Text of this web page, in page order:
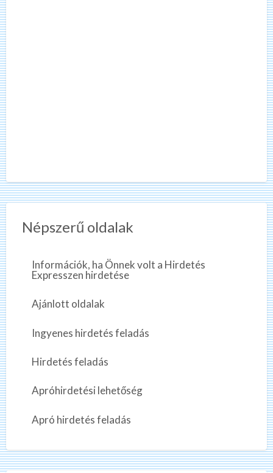
Népszerű oldalak
Információk, ha Önnek volt a Hirdetés
Expresszen hirdetése
Ajánlott oldalak
Ingyenes hirdetés feladás
Hirdetés feladás
Apróhirdetési lehetőség
Apró hirdetés feladás